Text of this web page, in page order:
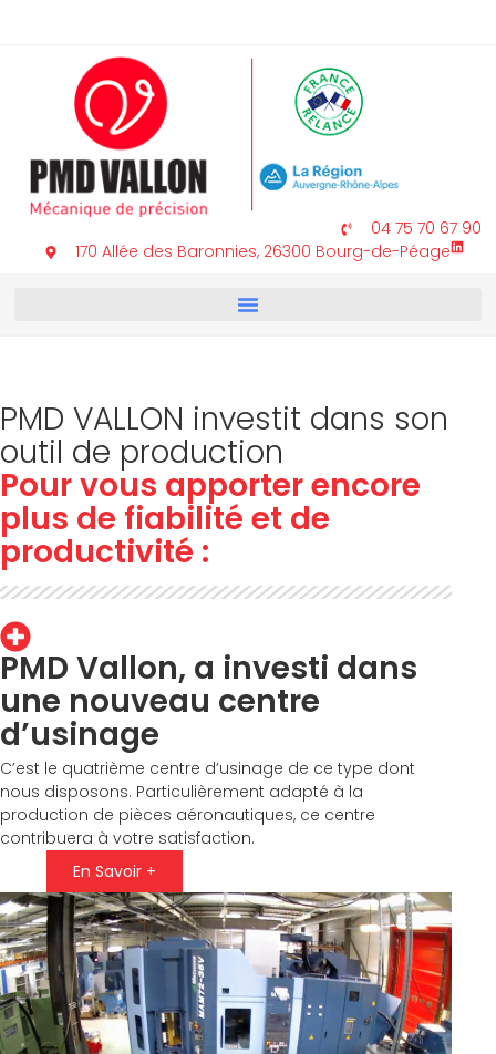
04 75 70 67 90
170 Allée des Baronnies, 26300 Bourg-de-Péage
PMD VALLON investit dans son
outil de production
Pour vous apporter encore
plus de fiabilité et de
productivité :
PMD Vallon, a investi dans
une nouveau centre
d’usinage
C’est le quatrième centre d’usinage de ce type dont
nous disposons. Particulièrement adapté à la
production de pièces aéronautiques, ce centre
contribuera à votre satisfaction.
En Savoir +